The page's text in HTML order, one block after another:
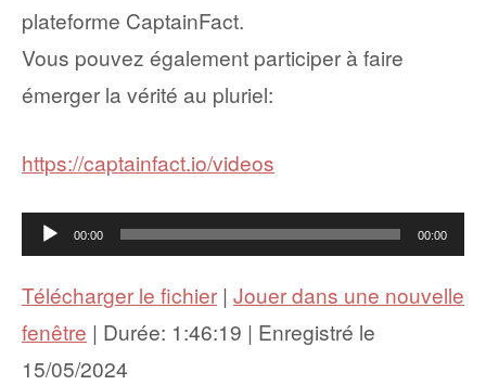
plateforme CaptainFact.
Vous pouvez également participer à faire
émerger la vérité au pluriel:
https://captainfact.io/videos
Lecteur
audio
00:00 00:00
Télécharger le fichier| Jouer dans une nouvelle
fenêtre | Durée: 1:46:19 | Enregistré le
15/05/2024